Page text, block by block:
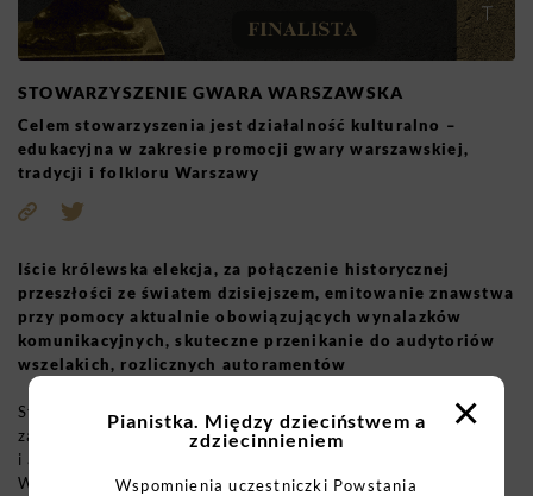
STOWARZYSZENIE GWARA WARSZAWSKA
Celem stowarzyszenia jest działalność kulturalno –
edukacyjna w zakresie promocji gwary warszawskiej,
tradycji i folkloru Warszawy
Iście królewska elekcja, za połączenie historycznej
przeszłości ze światem dzisiejszem, emitowanie znawstwa
przy pomocy aktualnie obowiązujących wynalazków
komunikacyjnych, skuteczne przenikanie do audytoriów
wszelakich, rozlicznych autoramentów
Stowarzyszenie Gwara Warszawska za priorytet bierze
zachowanie świadectw mówionych, pisanych
i audiowizualnych: świadków historii, mieszkańców
Warszawy, Powstańców Warszawskich, budowniczych
×
Pianistka. Między dzieciństwem a
zdziecinnieniem
Wspomnienia uczestniczki Powstania